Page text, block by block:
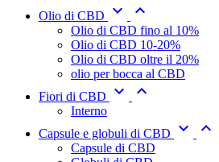
Olio di CBD  
Olio di CBD fino al 10%
Olio di CBD 10-20%
Olio di CBD oltre il 20%
olio per bocca al CBD
Fiori di CBD
 
Interno
Capsule e globuli di CBD
 
Capsule di CBD